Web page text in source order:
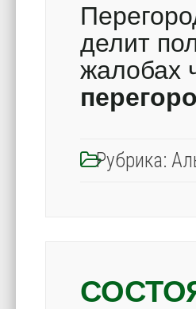
делит
жалобах
Рубрика: